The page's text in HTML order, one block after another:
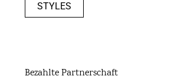
STYLES
Bezahlte Partnerschaft